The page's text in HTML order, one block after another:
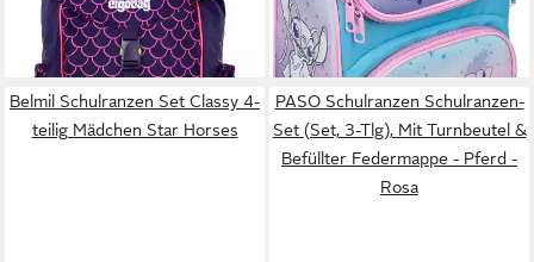
lieferbar - in 2-3 Werktagen bei dir
+4
Belmil Schulranzen Set Classy 4-
teilig Mädchen Star Horses
PASO Schulranzen Schulranzen-
Set (Set, 3-Tlg), Mit Turnbeutel &
Befüllter Federmappe - Pferd -
Rosa